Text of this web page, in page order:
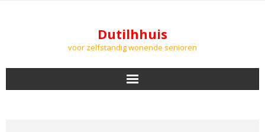
Dutilhhuis
voor zelfstandig wonende senioren